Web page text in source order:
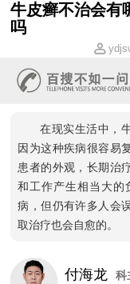
牛皮癣不治会有
吗
在现实生活中，
因为这种疾病很容易
患者的外观，长期治
和工作产生相当大的
病，但仍有许多人会
取治疗也会自愈的。
付海龙
科